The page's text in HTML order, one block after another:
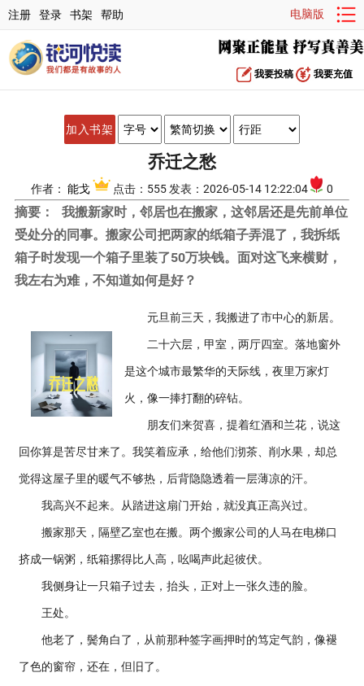
注册 登录 书架 帮助 电脑版
我要投稿 我要充值
加入书架
乔迁之愁
作者： 能戈 点击：555 发表：2026-05-14 12:22:04 0
摘要：
我搬新家时，邻居也在搬家，这邻居还是先前单位
受处分的同事。搬家公司把两家的纸箱子弄混了，我拆纸
箱子时发现一个箱子里装了50万块钱。面对这飞来横财，
我左右为难，不知道如何是好？
元旦前三天，我搬进了市中心的新居。
二十六层，甲室，两厅四室。落地窗外
是这个城市最繁华的天际线，夜里万家灯
火，像一捧打翻的碎钻。
朋友们来贺喜，提着红酒和兰花，说这
回你算是苦尽甘来了。我笑着应承，给他们沏茶、削水果，却总
觉得这屋子里的暖气不够热，后背隐隐透着一层薄凉的汗。
我高兴不起来。从踏进这扇门开始，就没真正高兴过。
搬家那天，隔壁乙室也在搬。两个搬家公司的人马在电梯口
挤成一锅粥，纸箱摞得比人高，吆喝声此起彼伏。
我侧身让一只箱子过去，抬头，正对上一张久违的脸。
王处。
他老了，鬓角白了，从前那种签字画押时的笃定气韵，像褪
了色的窗帘，还在，但旧了。